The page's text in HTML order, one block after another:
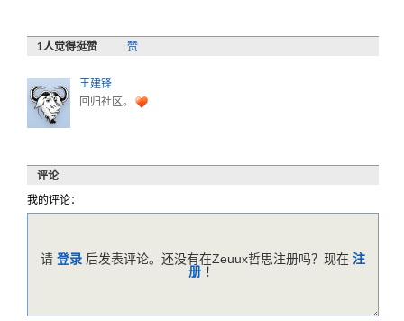
1人觉得挺赞 赞
王建锋
回归社区。
评论
我的评论：
请 登录 后发表评论。还没有在Zeuux哲思注册吗？现在 注
册 ！